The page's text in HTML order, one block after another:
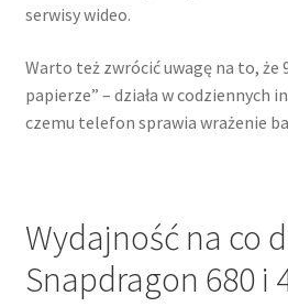
serwisy wideo.
Warto też zwrócić uwagę na to, że
papierze” – działa w codziennych
czemu telefon sprawia wrażenie
Wydajność na co
Snapdragon 680 i